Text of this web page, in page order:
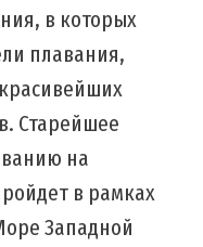
в которых
плавания,
Старейшее
на
в рамках
Западной